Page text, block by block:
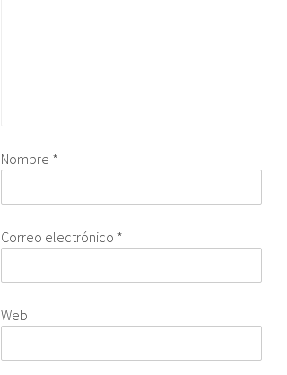
Nombre *
Correo electrónico *
Web